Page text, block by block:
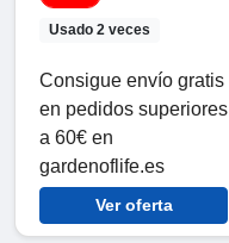
Usado 2 veces
Consigue envío gratis
en pedidos superiores
a 60€ en
gardenoflife.es
Ver oferta